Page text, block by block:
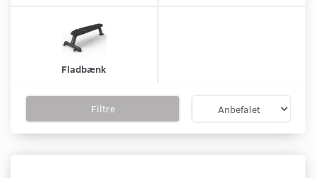
Fladbænk
Filtre